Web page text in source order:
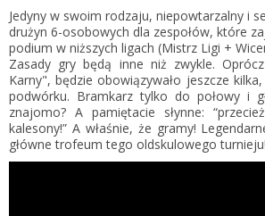
Jedyny w swoim rodzaju, niepowtarzalny i
drużyn 6-osobowych dla zespołów, które
podium w niższych ligach (Mistrz Ligi +
Zasady gry będą inne niż zwykle.
Karny", będzie obowiązywało jeszcze
podwórku. Bramkarz tylko do połowy i
znajomo? A pamiętacie słynne:
kalesony!” A właśnie, że gramy!
główne trofeum tego oldskulowego turnieju!